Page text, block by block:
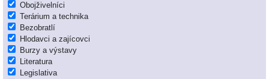
Obojživelníci
Terárium a technika
Bezobratlí
Hlodavci a zajícovci
Burzy a výstavy
Literatura
Legislativa